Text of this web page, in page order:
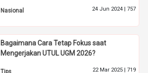
Nasional 24 Jun 2024 | 757
Bagaimana Cara Tetap Fokus saat
Mengerjakan UTUL UGM 2026?
Tips 22 Mar 2025 | 719